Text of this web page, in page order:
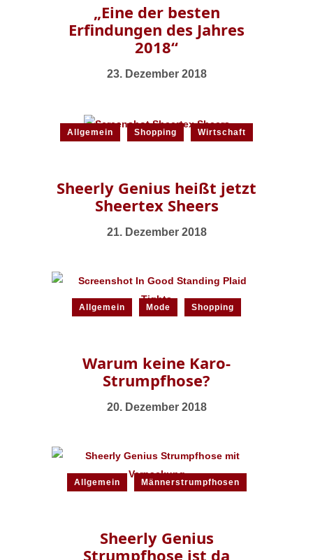
„Eine der besten
Erfindungen des Jahres
2018“
23. Dezember 2018
Allgemein Shopping Wirtschaft
Sheerly Genius heißt jetzt
Sheertex Sheers
21. Dezember 2018
Allgemein Mode Shopping
Warum keine Karo-
Strumpfhose?
20. Dezember 2018
Allgemein Männerstrumpfhosen
Sheerly Genius
Strumpfhose ist da